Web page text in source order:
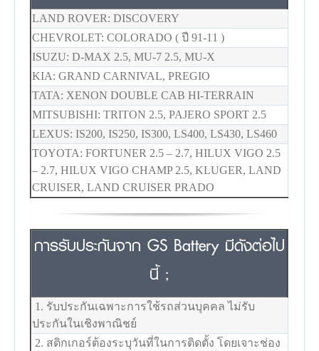
LAND ROVER: DISCOVERY
CHEVROLET: COLORADO ( ปี 91-11 )
ISUZU: D-MAX 2.5, MU-7 2.5, MU-X
KIA: GRAND CARNIVAL, PREGIO
TATA: XENON DOUBLE CAB HI-TERRAIN
MITSUBISHI: TRITON 2.5, PAJERO SPORT 2.5
LEXUS: IS200, IS250, IS300, LS400, LS430, LS460
TOYOTA: FORTUNER 2.5 – 2.7, HILUX VIGO 2.5
– 2.7, HILUX VIGO CHAMP 2.5, KLUGER, LAND
CRUISER, LAND CRUISER PRADO
การรับประกันจาก GS Battery มีดังต่อไป
นี้ ;
1. รับประกันเฉพาะการใช้รถส่วนบุคคล ไม่รับ
ประกันในเชิงพาณิชย์
2. สติกเกอร์ต้องระบุวันที่ในการติดตั้ง โดยเจาะช่อง